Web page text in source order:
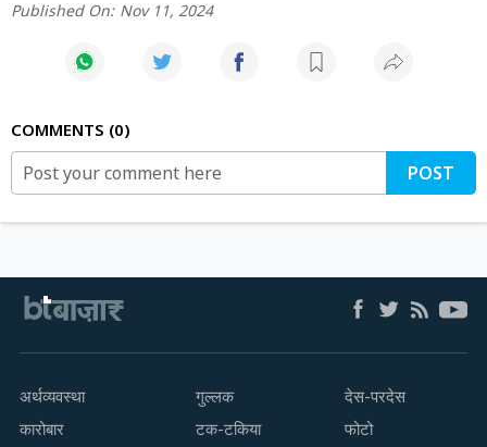
Published On: Nov 11, 2024
COMMENTS 0
POST
अर्थव्यवस्था
कारोबार
गुल्लक
टक-टकिया
देस-परदेस
फोटो